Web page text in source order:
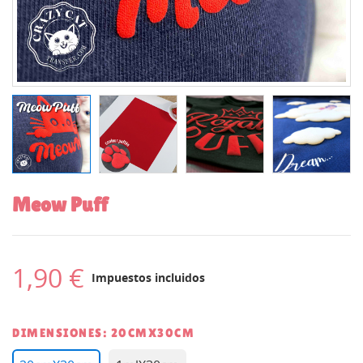
Meow Puff
1,90 € Impuestos incluidos
DIMENSIONES: 20CMX30CM